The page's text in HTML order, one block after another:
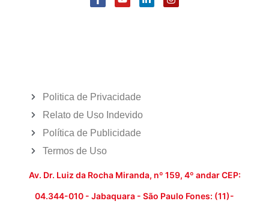
Politica de Privacidade
Relato de Uso Indevido
Política de Publicidade
Termos de Uso
Av. Dr. Luiz da Rocha Miranda, nº 159, 4º andar CEP:
04.344-010 - Jabaquara - São Paulo Fones: (11)-